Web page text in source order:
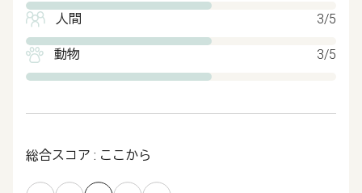
人間 3/5
動物 3/5
総合スコア : ここから